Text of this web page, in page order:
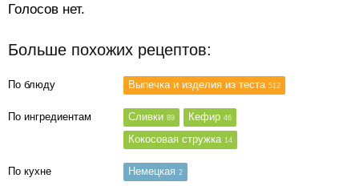
Голосов нет.
Больше похожих рецептов:
По блюду Выпечка и изделия из теста 512
По ингредиентам Сливки 89 Кефир 46
Кокосовая стружка 14
По кухне Немецкая 2